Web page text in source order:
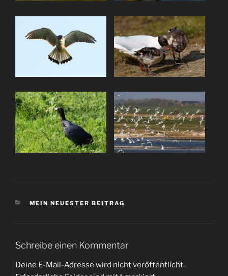
KATEGORIEN
MEIN NEUESTER BEITRAG
Schreibe einen Kommentar
Deine E-Mail-Adresse wird nicht veröffentlicht.